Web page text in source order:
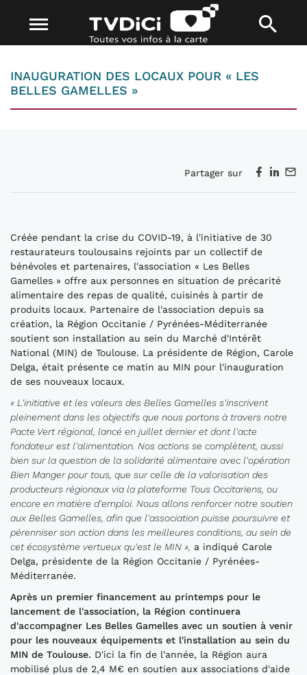
INAUGURATION DES LOCAUX POUR « LES
BELLES GAMELLES »
Partager sur
Créée pendant la crise du COVID-19, à l'initiative de 30
restaurateurs toulousains rejoints par un collectif de
bénévoles et partenaires, l'association « Les Belles
Gamelles » offre aux personnes en situation de précarité
alimentaire des repas de qualité, cuisinés à partir de
produits locaux. Partenaire de l'association depuis sa
création, la Région Occitanie / Pyrénées-Méditerranée
soutient son installation au sein du Marché d'Intérêt
National (MIN) de Toulouse. La présidente de Région, Carole
Delga, était présente ce matin au MIN pour l'inauguration
de ses nouveaux locaux.
« L'initiative et les valeurs des Belles Gamelles s'inscrivent
pleinement dans les objectifs que nous portons à travers notre
Pacte Vert régional, lancé en juillet dernier et dont l'acte
fondateur est l'alimentation. Nos actions se complètent, aussi
bien sur la question de la solidarité alimentaire avec l'opération
Bien Manger pour tous, que sur celle de la valorisation des
producteurs régionaux via la plateforme Tous Occitariens, ou
encore en matière d'emploi. Nous allons renforcer notre soutien
aux Belles Gamelles, afin que l'association puisse poursuivre et
pérenniser son action dans les meilleures conditions, au sein de
cet écosystème vertueux qu'est le MIN », a indiqué Carole
Delga, présidente de la Région Occitanie / Pyrénées-
Méditerranée.
Après un premier financement au printemps pour le
lancement de l'association, la Région continuera
d'accompagner Les Belles Gamelles avec un soutien à venir
pour les nouveaux équipements et l'installation au sein du
MIN de Toulouse. D'ici la fin de l'année, la Région aura
mobilisé plus de 2,4 M€ en soutien aux associations d'aide